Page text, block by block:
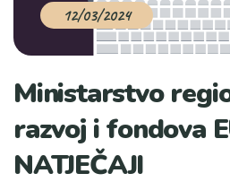
12/03/2024
Ministarstvo
razvoj i fondova
NATJEČAJI